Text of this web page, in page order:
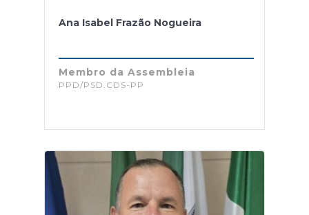
Ana Isabel Frazão Nogueira
Membro da Assembleia
PPD/PSD.CDS-PP